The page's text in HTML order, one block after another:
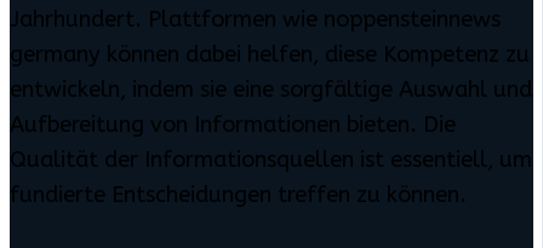
Jahrhundert. Plattformen wie noppensteinnews
germany können dabei helfen, diese Kompetenz zu
entwickeln, indem sie eine sorgfältige Auswahl und
Aufbereitung von Informationen bieten. Die
Qualität der Informationsquellen ist essentiell, um
fundierte Entscheidungen treffen zu können.